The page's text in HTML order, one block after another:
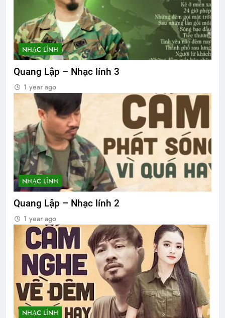
NHẠC LÍNH
Quang Lập – Nhạc lính 3
1 year ago
NHẠC LÍNH
Quang Lập – Nhạc lính 2
1 year ago
NHẠC LÍNH